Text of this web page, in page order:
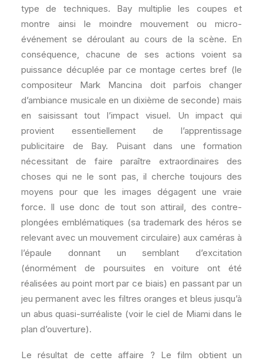
type de techniques. Bay multiplie les coupes et
montre ainsi le moindre mouvement ou micro-
événement se déroulant au cours de la scène. En
conséquence, chacune de ses actions voient sa
puissance décuplée par ce montage certes bref (le
compositeur Mark Mancina doit parfois changer
d’ambiance musicale en un dixième de seconde) mais
en saisissant tout l’impact visuel. Un impact qui
provient essentiellement de l’apprentissage
publicitaire de Bay. Puisant dans une formation
nécessitant de faire paraître extraordinaires des
choses qui ne le sont pas, il cherche toujours des
moyens pour que les images dégagent une vraie
force. Il use donc de tout son attirail, des contre-
plongées emblématiques (sa trademark des héros se
relevant avec un mouvement circulaire) aux caméras à
l’épaule donnant un semblant d’excitation
(énormément de poursuites en voiture ont été
réalisées au point mort par ce biais) en passant par un
jeu permanent avec les filtres oranges et bleus jusqu’à
un abus quasi-surréaliste (voir le ciel de Miami dans le
plan d’ouverture).
Le résultat de cette affaire ? Le film obtient un